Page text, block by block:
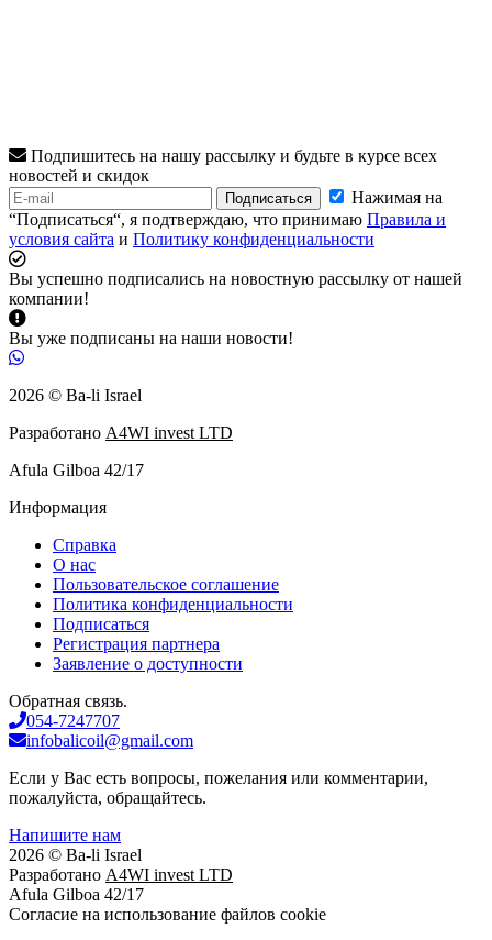
Подпишитесь на нашу рассылку и будьте в курсе всех
новостей и скидок
Подписаться
Нажимая на
“Подписаться“, я подтверждаю, что принимаю Правила и
условия сайта и Политику конфиденциальности
Вы успешно подписались на новостную рассылку от нашей
компании!
Вы уже подписаны на наши новости!
2026 © Ba-li Israel
Разработано A4WI invest LTD
Afula Gilboa 42/17
Информация
Справка
О нас
Пользовательское соглашение
Политика конфиденциальности
Подписаться
Регистрация партнера
Заявление о доступности
Обратная связь.
054-7247707
infobalicoil@gmail.com
Если у Вас есть вопросы, пожелания или комментарии,
пожалуйста, обращайтесь.
Напишите нам
2026 © Ba-li Israel
Разработано A4WI invest LTD
Afula Gilboa 42/17
Cогласие на использование файлов cookie